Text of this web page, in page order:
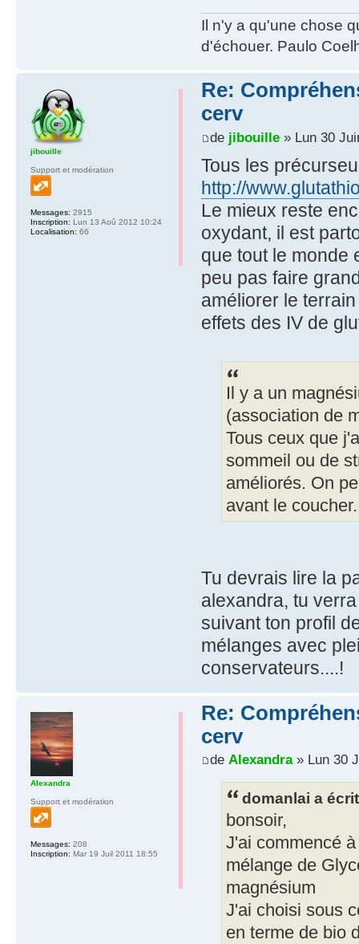
Il n'y a qu'une chose
d'échouer. Paulo
Re:
cerv
de jibouille» Lun 30
Tous les
http://
Le mieux reste
oxydant, il est
que tout le monde
peu pas faire
améliorer le
effets des IV de
Il y a un
(association de
Tous ceux que
sommeil ou de
améliorés. On
avant le coucher.
Tu devrais lire la
alexandra, tu
suivant ton profil
mélanges avec
conservateurs....!
jibouille
Support et modération
Messages: 2915
Inscription: Lun 13 Aoû 2012 10:24
Localisation: 66
Re:
cerv
de Alexandra» Lun 30
domanlai a
bonsoir,
J'ai commencé
mélange de
magnésium
J'ai choisi sous
en terme de bio
Alexandra
Support et modération
Messages: 208
Inscription: Mar 19 Juil 2011 18:55